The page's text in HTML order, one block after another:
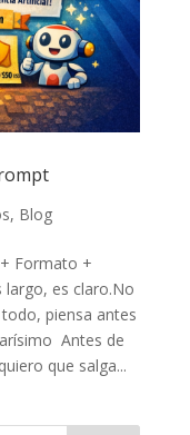
, Blog
Formato +
es claro.No
piensa antes
Antes de
que salga...